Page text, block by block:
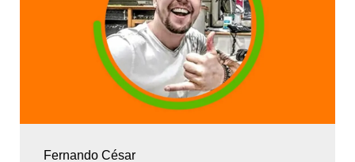
Fernando César